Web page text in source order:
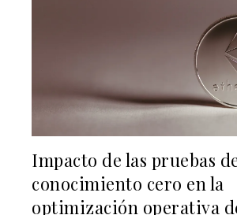
Impacto de las pruebas
conocimiento cero en la
optimización operativa